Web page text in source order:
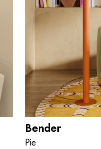
Bender
Pie